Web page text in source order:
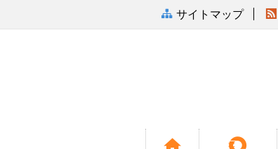
サイトマップ